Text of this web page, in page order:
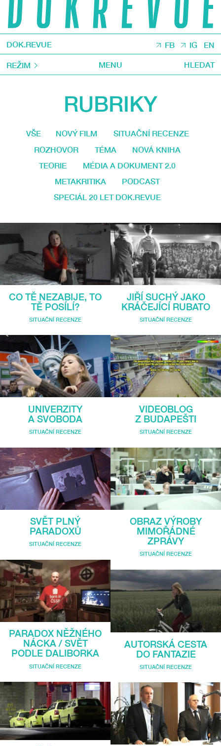
DOK.REVUE FB IG EN
REŽIM MENU HLEDAT
RUBRIKY
VŠE NOVÝ FILM
SITUAČNÍ RECENZE
ROZHOVOR
TÉMA
NOVÁ KNIHA
TEORIE
MÉDIA A DOKUMENT 2.0
METAKRITIKA
PODCAST
SPECIÁL 20 LET DOK.REVUE
CO TĚ NEZABIJE, TO
TĚ POSÍLÍ?
SITUAČNÍ RECENZE
UNIVERZITY
A SVOBODA
SITUAČNÍ RECENZE
SVĚT PLNÝ
PARADOXŮ
SITUAČNÍ RECENZE
PARADOX NĚŽNÉHO
NÁCKA / SVĚT
PODLE DALIBORKA
SITUAČNÍ RECENZE
JIŘÍ SUCHÝ JAKO
KRÁČEJÍCÍ RUBATO
SITUAČNÍ RECENZE
VIDEOBLOG
Z BUDAPEŠTI
SITUAČNÍ RECENZE
OBRAZ VÝROBY
MIMOŘÁDNÉ
ZPRÁVY
SITUAČNÍ RECENZE
AUTORSKÁ CESTA
DO FANTAZIE
SITUAČNÍ RECENZE